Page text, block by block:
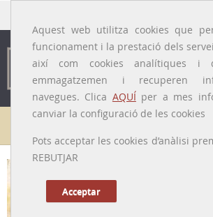
Aquest web utilitza cookies que
funcionament i la prestació dels
així com cookies analítiques i
emmagatzemen i recuperen
navegues. Clica AQUÍper a mes
canviar la configuració de les cookies
Pots acceptar les cookies d’anàlisi
REBUTJAR
Acceptar
Galeria de metges